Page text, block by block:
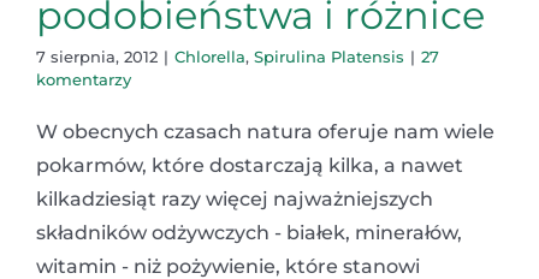
podobieństwa i różnice
7 sierpnia, 2012 | Chlorella, Spirulina Platensis | 27
komentarzy
W obecnych czasach natura oferuje nam wiele
pokarmów, które dostarczają kilka, a nawet
kilkadziesiąt razy więcej najważniejszych
składników odżywczych - białek, minerałów,
witamin - niż pożywienie, które stanowi